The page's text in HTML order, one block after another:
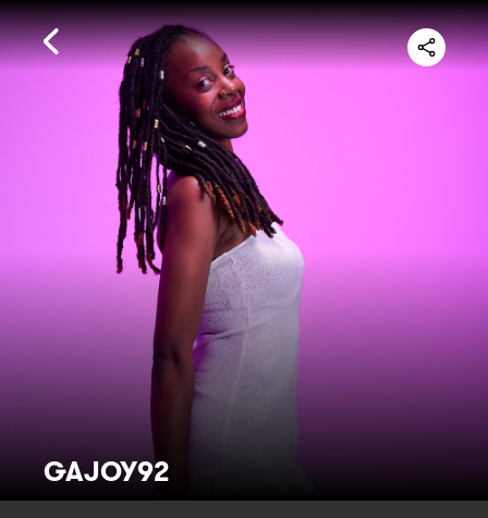
GAJOY92